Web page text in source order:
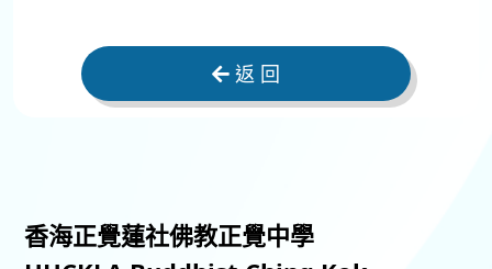
返 回
香海正覺蓮社佛教正覺中學